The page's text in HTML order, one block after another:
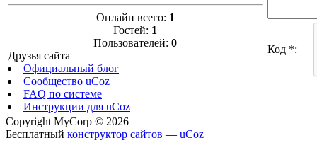
Онлайн всего: 1
Гостей: 1
Пользователей: 0
Друзья сайта
Официальный блог
Сообщество uCoz
FAQ по системе
Инструкции для uCoz
Код *:
Copyright MyCorp © 2026
Бесплатный конструктор сайтов — uCoz